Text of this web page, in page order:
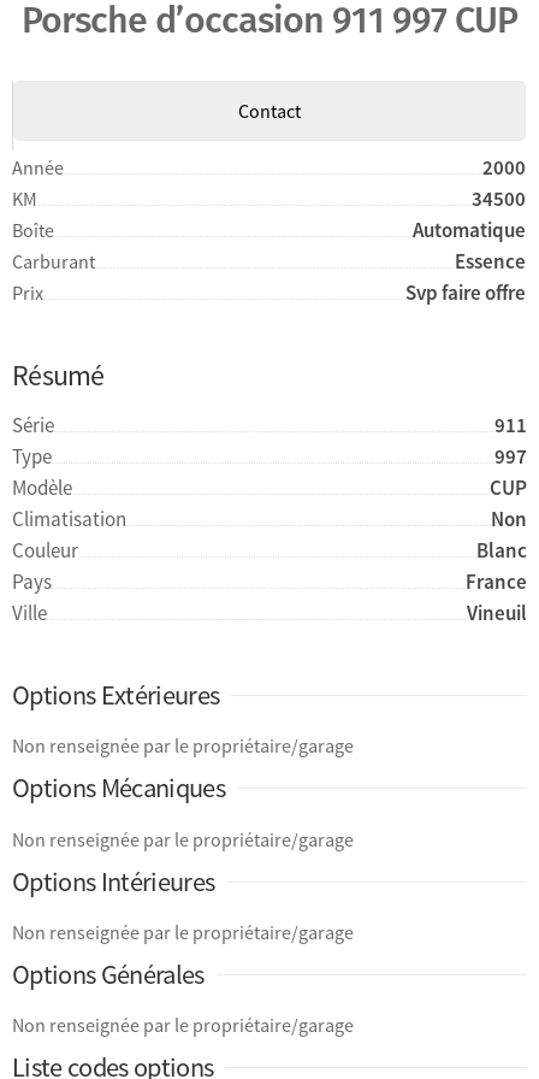
Porsche d’occasion 911 997 CUP
Contact
Année 2000
KM 34500
Boîte Automatique
Carburant Essence
Prix Svp faire offre
Résumé
Série
911
Type
997
Modèle
CUP
Climatisation
Non
Couleur
Blanc
Pays
France
Ville
Vineuil
Options Extérieures
Non renseignée par le propriétaire/garage
Options Mécaniques
Non renseignée par le propriétaire/garage
Options Intérieures
Non renseignée par le propriétaire/garage
Options Générales
Non renseignée par le propriétaire/garage
Liste codes options